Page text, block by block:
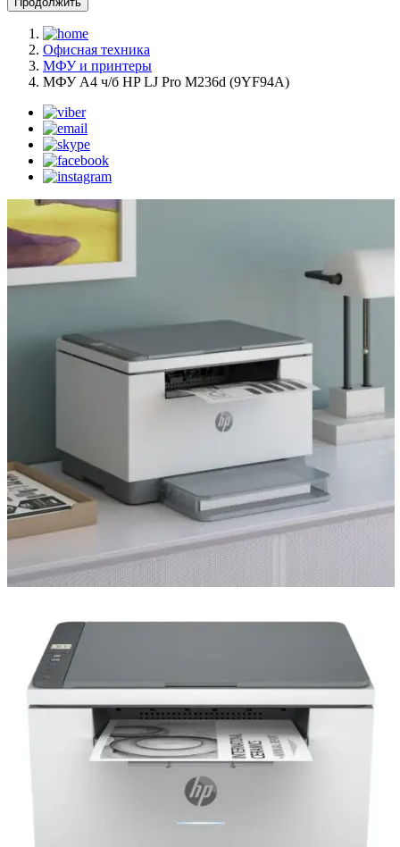
Офисная техника
МФУ и принтеры
МФУ А4 ч/б HP LJ Pro M236d (9YF94A)